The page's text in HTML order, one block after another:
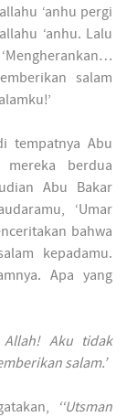
‘anhu pergi
‘anhu. Lalu
salam
tempatnya Abu
mereka berdua
Abu Bakar
‘Umar
bahwa
kepadamu.
Apa yang
Allah! Aku tidak
salam.’
‘‘Utsman